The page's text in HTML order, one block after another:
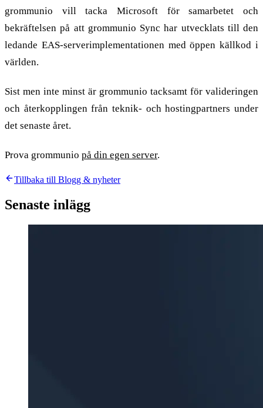
grommunio vill tacka Microsoft för samarbetet och
bekräftelsen på att grommunio Sync har utvecklats till den
ledande EAS-serverimplementationen med öppen källkod i
världen.
Sist men inte minst är grommunio tacksamt för valideringen
och återkopplingen från teknik- och hostingpartners under
det senaste året.
Prova grommunio på din egen server.
Tillbaka till Blogg & nyheter
Senaste inlägg